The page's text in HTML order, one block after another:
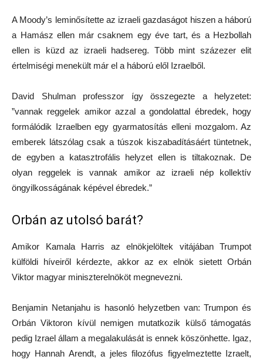
A Moody’s leminősítette az izraeli gazdaságot hiszen a háború
a Hamász ellen már csaknem egy éve tart, és a Hezbollah
ellen is küzd az izraeli hadsereg. Több mint százezer elit
értelmiségi menekült már el a háború elől Izraelből.
David Shulman professzor így összegezte a helyzetet:
”vannak reggelek amikor azzal a gondolattal ébredek, hogy
formálódik Izraelben egy gyarmatosítás elleni mozgalom. Az
emberek látszólag csak a túszok kiszabadításáért tüntetnek,
de egyben a katasztrofális helyzet ellen is tiltakoznak. De
olyan reggelek is vannak amikor az izraeli nép kollektív
öngyilkosságának képével ébredek.”
Orbán az utolsó barát?
Amikor Kamala Harris az elnökjelöltek vitájában Trumpot
külföldi híveiről kérdezte, akkor az ex elnök sietett Orbán
Viktor magyar miniszterelnököt megnevezni.
Benjamin Netanjahu is hasonló helyzetben van: Trumpon és
Orbán Viktoron kívül nemigen mutatkozik külső támogatás
pedig Izrael állam a megalakulását is ennek köszönhette. Igaz,
hogy Hannah Arendt, a jeles filozófus figyelmeztette Izraelt,